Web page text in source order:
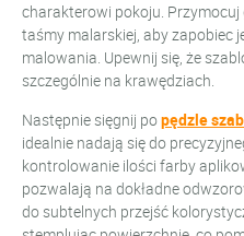
charakterowi pokoju.
taśmy malarskiej, aby zapobiec
malowania. Upewnij się, że
szczególnie na krawędziach.
Następnie sięgnij popędzle
idealnie nadają się do
kontrolowanie ilości farby
pozwalają na dokładne
do subtelnych przejść